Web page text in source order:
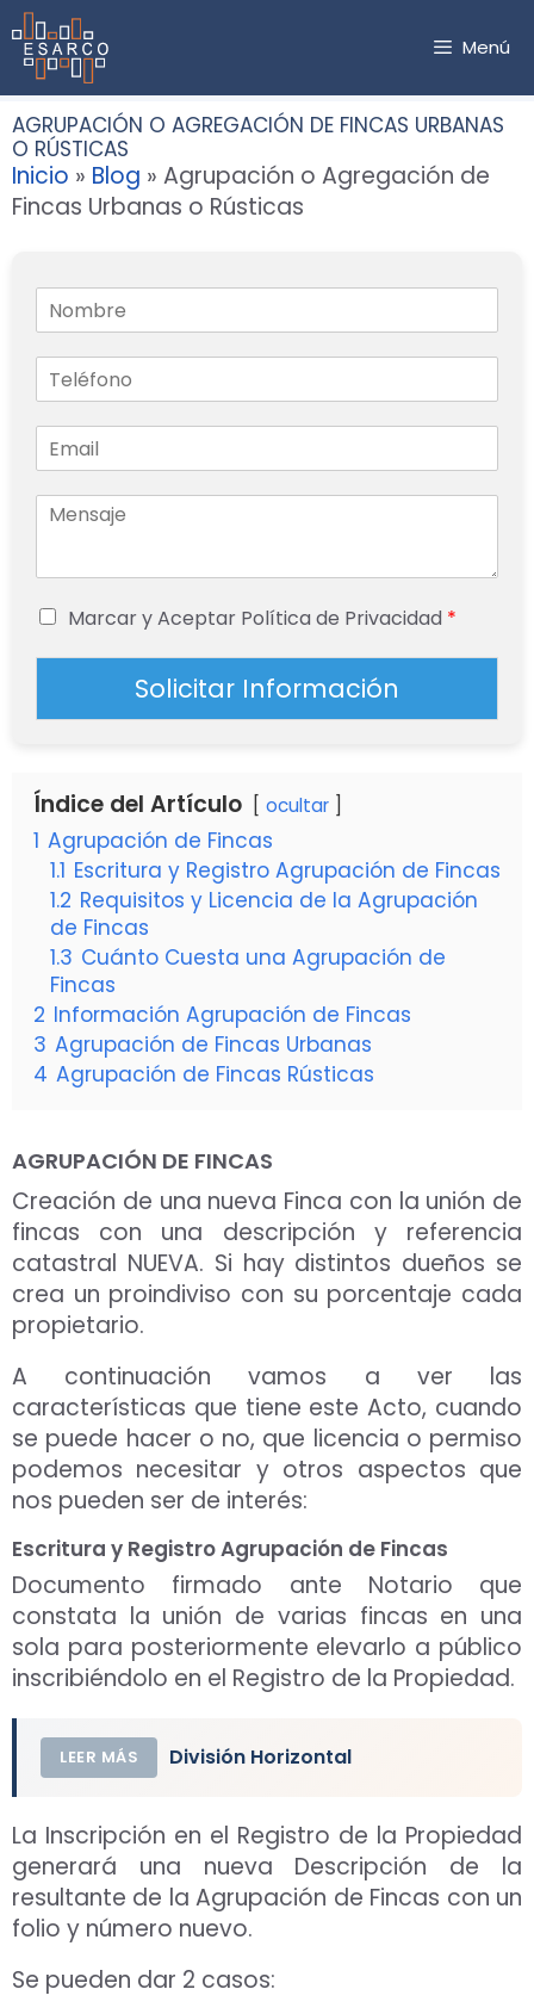
Saltar
al
contenido
Menú
AGRUPACIÓN O AGREGACIÓN DE FINCAS URBANAS
O RÚSTICAS
Inicio » Blog » Agrupación o Agregación de
Fincas Urbanas o Rústicas
Marcar y Aceptar Política de Privacidad *
Solicitar Información
Índice del Artículo ocultar
1 Agrupación de Fincas
1.1 Escritura y Registro Agrupación de Fincas
1.2 Requisitos y Licencia de la Agrupación
de Fincas
1.3 Cuánto Cuesta una Agrupación de
Fincas
2 Información Agrupación de Fincas
3 Agrupación de Fincas Urbanas
4 Agrupación de Fincas Rústicas
AGRUPACIÓN DE FINCAS
Creación de una nueva Finca con la unión de
fincas con una descripción y referencia
catastral NUEVA. Si hay distintos dueños se
crea un proindiviso con su porcentaje cada
propietario.
A continuación vamos a ver las
características que tiene este Acto, cuando
se puede hacer o no, que licencia o permiso
podemos necesitar y otros aspectos que
nos pueden ser de interés:
Escritura y Registro Agrupación de Fincas
Documento firmado ante Notario que
constata la unión de varias fincas en una
sola para posteriormente elevarlo a público
inscribiéndolo en el Registro de la Propiedad.
LEER MÁS División Horizontal
La Inscripción en el Registro de la Propiedad
generará una nueva Descripción de la
resultante de la Agrupación de Fincas con un
folio y número nuevo.
Se pueden dar 2 casos: